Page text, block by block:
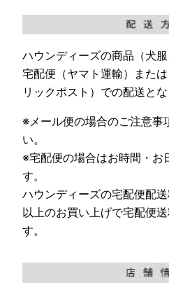
ハウンディーズの商品（犬
宅配便（ヤマト運輸）また
リックポスト）での配送とな
※メール便の場合のご注意事
い。
※宅配便の場合はお時間・お
す。
ハウンディーズの宅配便配
以上のお買い上げで宅配便
す。